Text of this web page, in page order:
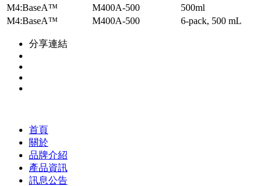
M4:BaseA™
M400A-500
500ml
M4:BaseA™
M400A-500 6-pack, 500 mL
分享連結
首頁
關於
品牌介紹
產品資訊
訊息公告